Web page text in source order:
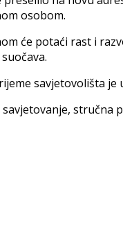
osobom.
će potaći rast i
savjetovolišta